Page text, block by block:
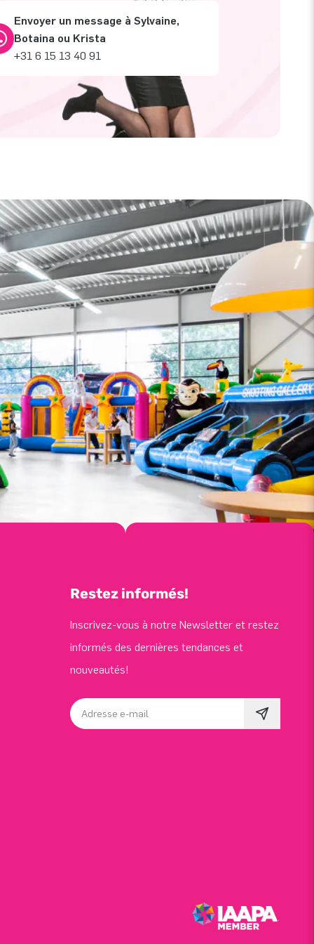
Envoyer un message à Sylvaine,
Botaina ou Krista
+31 6 15 13 40 91
Restez informés!
Inscrivez-vous à notre Newsletter et restez
informés des dernières tendances et
nouveautés!
Adresse e-mail